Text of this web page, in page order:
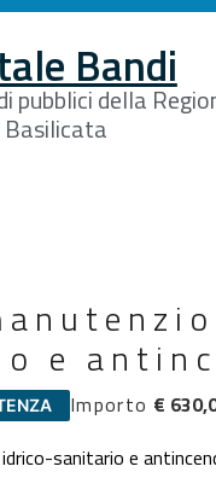
Bandi
pubblici della
Basilicata
Importo €
sanitario e